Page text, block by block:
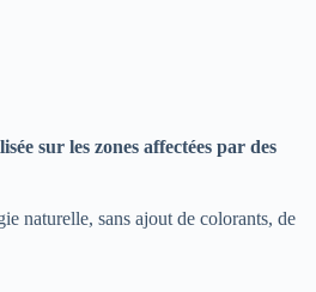
sur les zones affectées par des
naturelle, sans ajout de colorants, de